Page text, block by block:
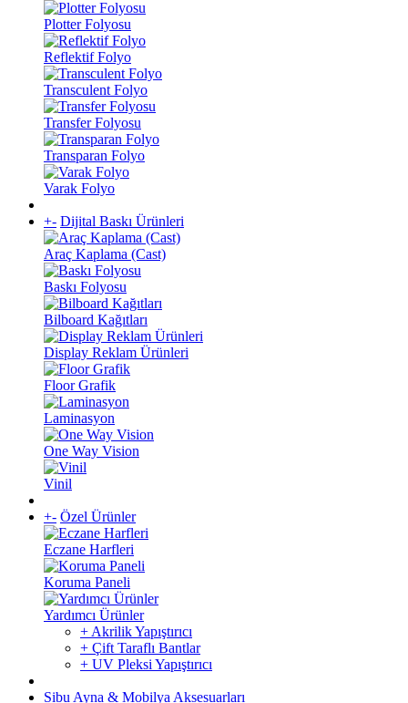
Plotter Folyosu
Reflektif Folyo
Transculent Folyo
Transfer Folyosu
Transparan Folyo
Varak Folyo
+- Dijital Baskı Ürünleri
Araç Kaplama (Cast)
Baskı Folyosu
Bilboard Kağıtları
Display Reklam Ürünleri
Floor Grafik
Laminasyon
One Way Vision
Vinil
+- Özel Ürünler
Eczane Harfleri
Koruma Paneli
Yardımcı Ürünler
+ Akrilik Yapıştırıcı
+ Çift Taraflı Bantlar
+ UV Pleksi Yapıştırıcı
Sibu Ayna & Mobilya Aksesuarları